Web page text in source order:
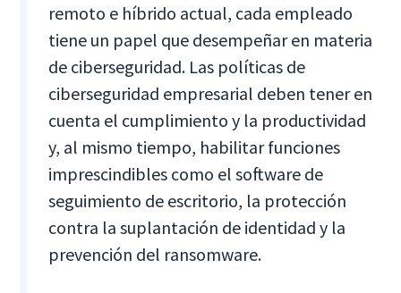
remoto e híbrido actual, cada empleado
tiene un papel que desempeñar en materia
de ciberseguridad. Las políticas de
ciberseguridad empresarial deben tener en
cuenta el cumplimiento y la productividad
y, al mismo tiempo, habilitar funciones
imprescindibles como el software de
seguimiento de escritorio, la protección
contra la suplantación de identidad y la
prevención del ransomware.